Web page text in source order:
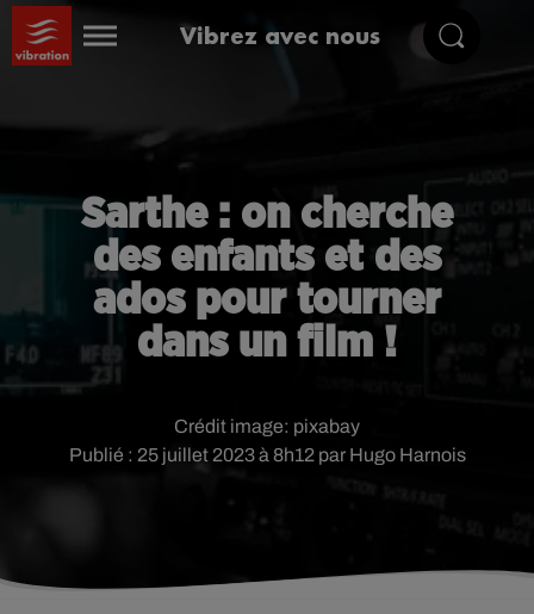
Vibrez avec nous
Sarthe : on cherche
des enfants et des
ados pour tourner
dans un film !
Publié : 25 juillet 2023 à 8h12 par Hugo Harnois
Crédit image: pixabay